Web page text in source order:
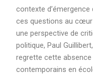
contexte d’émergence
ces questions au cœur
une perspective de
politique, Paul
regrette cette
contemporains en